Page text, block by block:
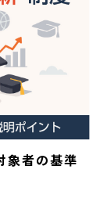
象者の基準